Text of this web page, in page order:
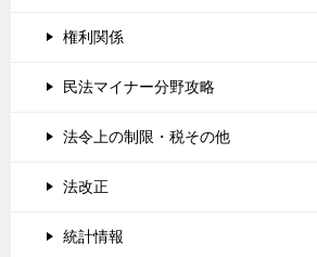
権利関係
民法マイナー分野攻略
法令上の制限・税その他
法改正
統計情報